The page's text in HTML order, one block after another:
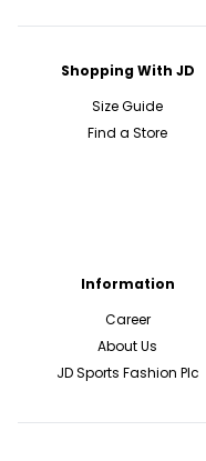
Shopping With JD
Size Guide
Find a Store
Information
Career
About Us
JD Sports Fashion Plc